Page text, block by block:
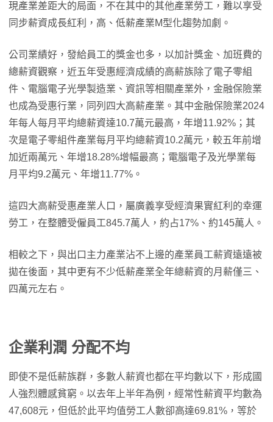
現產業差距大的局面，不在其中的其他產業勞工，難以享受
同步薪資成長紅利，高、低薪產業M型化趨勢加劇。
公司業績好，發給員工的獎金也多，以加計獎金、加班費的
總薪資觀察，近五年受惠經濟成績的高薪族除了電子零組
件、電腦電子光學製造業、資訊等相關產業外，金融保險業
也成為受惠行業，同列四大高薪產業。其中金融保險業2024
年每人每月平均總薪資達10.7萬元最高，年增11.92%；其
次是電子零組件產業每月平均總薪資10.2萬元，較五年前增
加近兩萬元、年增18.28%增幅最高；電腦電子及光學業每
月平均9.2萬元、年增11.77%。
這四大高薪受惠產業人口，屬廣義享受經濟果實紅利的幸運
勞工，在整體受僱員工845.7萬人，約占17%、約145萬人。
相較之下，與出口主力產業沾不上邊的產業員工薪資遠遠被
拋在後面，其中更有不少低薪產業全年總薪資的月薪僅三、
四萬元左右。
企業利潤 分配不均
即使不是低薪族群，多數人薪資也都在平均數以下，形成國
人強烈體感貧窮。以去年上半年為例，經常性薪資平均數為
47,608元，但低於此平均值勞工人數卻高達69.81%，等於